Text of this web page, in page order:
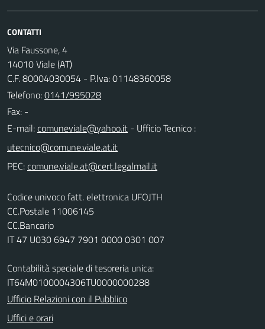
CONTATTI
Via Faussone, 4
14010 Viale (AT)
C.F. 80004030054 - P.Iva: 01148360058
Telefono:0141/995028
Fax: -
E-mail:
- Ufficio Tecnico :
PEC:
Codice univoco fatt. elettronica UFOJTH
CC.Postale 11006145
CC.Bancario
IT 47 U030 6947 7901 0000 0301 007
Contabilità speciale di tesoreria unica:
IT64M0100004306TU0000000288
Ufficio Relazioni con il Pubblico
Uffici e orari